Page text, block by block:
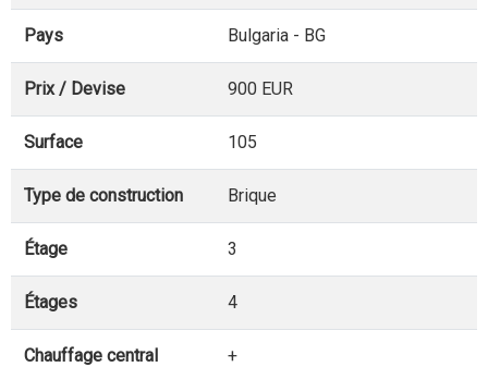
Pays Bulgaria - BG
Prix / Devise 900 EUR
Surface 105
Type de construction Brique
Étage 3
Étages 4
Chauffage central +